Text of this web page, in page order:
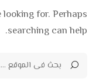
looking for. Perhaps
searching can help.